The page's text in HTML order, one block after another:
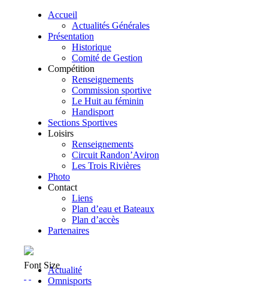
Accueil
Actualités Générales
Présentation
Historique
Comité de Gestion
Compétition
Renseignements
Commission sportive
Le Huit au féminin
Handisport
Sections Sportives
Loisirs
Renseignements
Circuit Randon’Aviron
Les Trois Rivières
Photo
Contact
Liens
Plan d’eau et Bateaux
Plan d’accès
Partenaires
Actualité
Omnisports
Font Size